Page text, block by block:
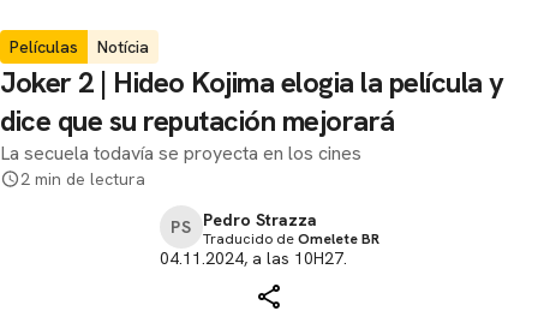
Películas Notícia
Joker 2 | Hideo Kojima elogia la película y
dice que su reputación mejorará
La secuela todavía se proyecta en los cines
2 min de lectura
PS Pedro Strazza
Traducido deOmelete BR
04.11.2024, a las 10H27.